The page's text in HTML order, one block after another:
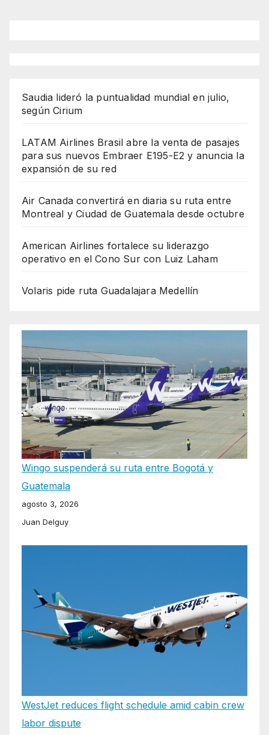
Saudia lideró la puntualidad mundial en julio,
según Cirium
LATAM Airlines Brasil abre la venta de pasajes
para sus nuevos Embraer E195-E2 y anuncia la
expansión de su red
Air Canada convertirá en diaria su ruta entre
Montreal y Ciudad de Guatemala desde octubre
American Airlines fortalece su liderazgo
operativo en el Cono Sur con Luiz Laham
Volaris pide ruta Guadalajara Medellín
Wingo suspenderá su ruta entre Bogotá y
Guatemala
agosto 3, 2026
Juan Delguy
WestJet reduces flight schedule amid cabin crew
labor dispute